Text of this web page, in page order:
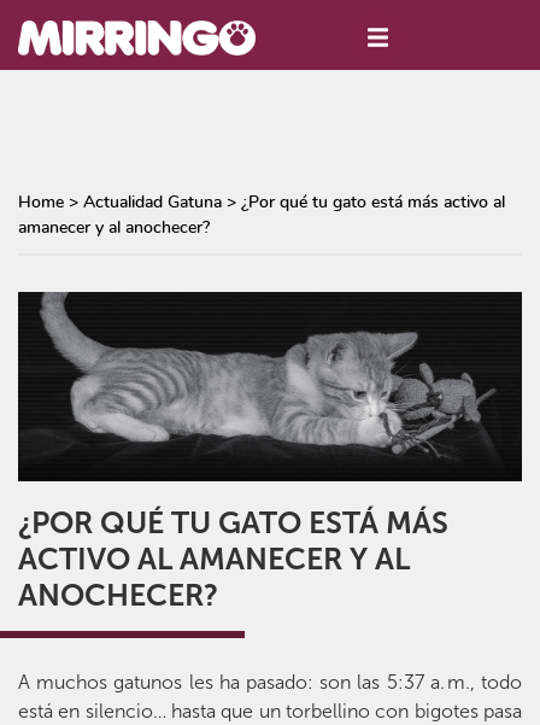
Home > Actualidad Gatuna > ¿Por qué tu gato está más activo al
amanecer y al anochecer?
¿POR QUÉ TU GATO ESTÁ MÁS
ACTIVO AL AMANECER Y AL
ANOCHECER?
A muchos gatunos les ha pasado: son las 5:37 a. m., todo
está en silencio… hasta que un torbellino con bigotes pasa